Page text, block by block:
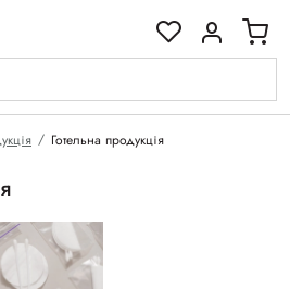
Готельна продукція